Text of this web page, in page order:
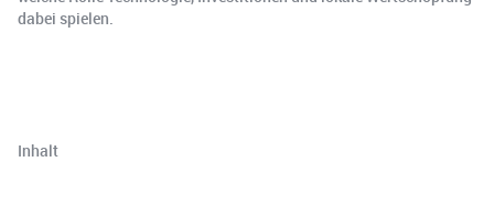
dabei spielen.
Inhalt